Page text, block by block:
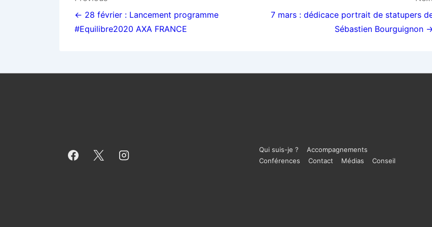
de
l’article
← 28 février : Lancement programme
#Equilibre2020 AXA FRANCE
7 mars : dédicace portrait de statupers
Sébastien Bourguignon
Menu
Qui suis-je ?
Accompagnements
Conférences
Contact Médias Conseil